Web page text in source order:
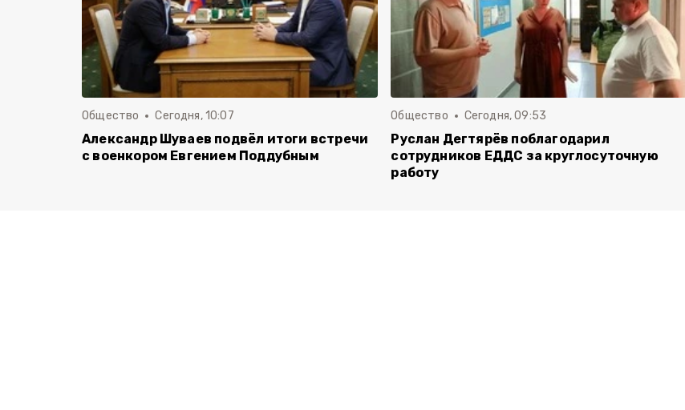
Общество Сегодня, 10:07
Александр Шуваев подвёл итоги встречи
с военкором Евгением Поддубным
Общество Сегодня, 09:53
Руслан Дегтярёв поблагодарил
сотрудников ЕДДС за круглосуточную
работу